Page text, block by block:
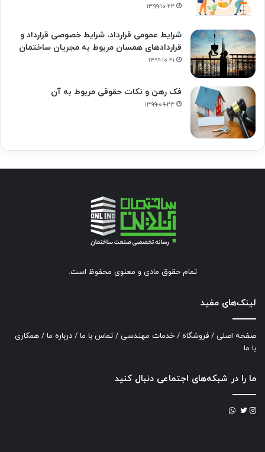
۱۳۹۹-۱۰-۲۲
شرایط عمومی قرارداد، شرایط خصوصی قرارداد و
قراردادهای همسان مربوط به مجریان ساختمان
۱۳۹۹-۱۰-۲۱
فک‌ رهن و نکات حقوقی مربوط به آن
۱۳۹۹-۰۹-۲۳
تمام حقوق مادی و معنوی محفوظ است.
لینک‌های مفید
صفحه اصلی / فروشگاه / خدمات مهندسی / تماس با ما / درباره ما / همکاری
با ما
ما را در شبکه‌های اجتماعی دنبال کنید